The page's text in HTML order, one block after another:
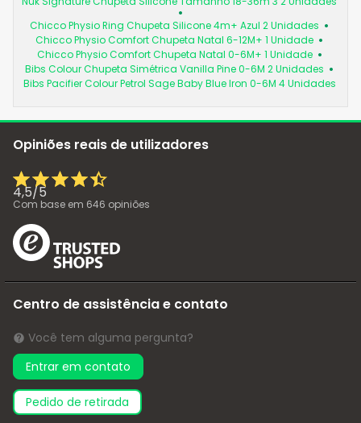
Chicco Physio Ring Chupeta Silicone 4m+ Azul 2 Unidades
Chicco Physio Comfort Chupeta Natal 6-12M+ 1 Unidade
Chicco Physio Comfort Chupeta Natal 0-6M+ 1 Unidade
Bibs Colour Chupeta Simétrica Vanilla Pine 0-6M 2 Unidades
Bibs Pacifier Colour Petrol Sage Baby Blue Iron 0-6M 4 Unidades
Opiniões reais de utilizadores
4,5/5
Com base em 646 opiniões
Centro de assistência e contato
Você tem alguma pergunta?
Entrar em contato
pedido de retirada